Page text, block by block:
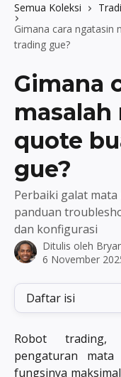
Semua Koleksi
Gimana cara ngatasin
trading gue?
Gimana
masalah
quote
gue?
Perbaiki galat
panduan
dan konfigurasi
Ditulis oleh
6 November
Daftar isi
Robot trading,
pengaturan
fungsinya